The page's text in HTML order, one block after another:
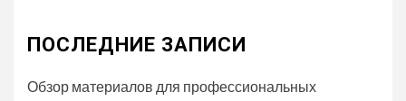
ПОСЛЕДНИЕ ЗАПИСИ
Обзор материалов для профессиональных